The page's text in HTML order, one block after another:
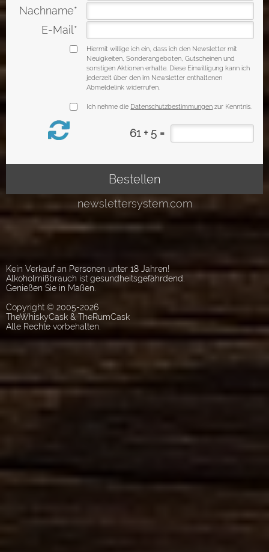
Kein Verkauf an Personen unter 18 Jahren!
Alkoholmißbrauch ist gesundheitsgefährdend.
Genießen Sie in Maßen.
Copyright © 2005-2026
TheWhiskyCask & TheRumCask
Alle Rechte vorbehalten.